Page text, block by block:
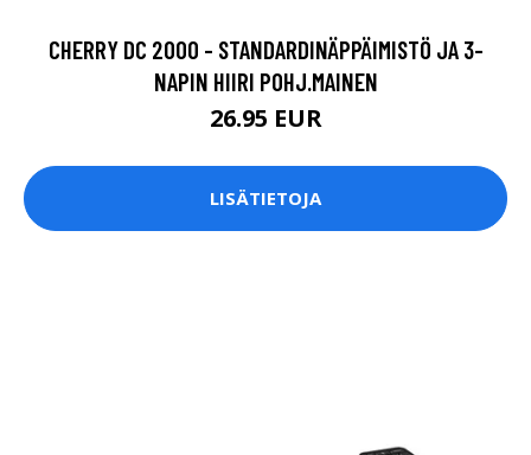
CHERRY DC 2000 - STANDARDINÄPPÄIMISTÖ JA 3-
NAPIN HIIRI POHJ.MAINEN
26.95 EUR
LISÄTIETOJA